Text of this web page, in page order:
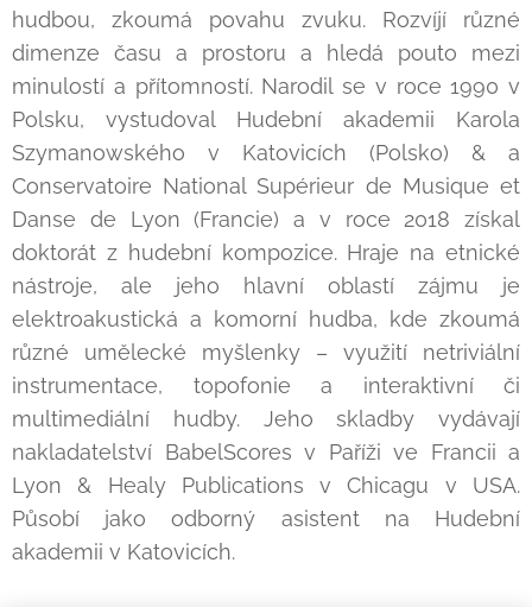
hudbou, zkoumá povahu zvuku. Rozvíjí různé
dimenze času a prostoru a hledá pouto mezi
minulostí a přítomností. Narodil se v roce 1990 v
Polsku, vystudoval Hudební akademii Karola
Szymanowského v Katovicích (Polsko) & a
Conservatoire National Supérieur de Musique et
Danse de Lyon (Francie) a v roce 2018 získal
doktorát z hudební kompozice. Hraje na etnické
nástroje, ale jeho hlavní oblastí zájmu je
elektroakustická a komorní hudba, kde zkoumá
různé umělecké myšlenky – využití netriviální
instrumentace, topofonie a interaktivní či
multimediální hudby. Jeho skladby vydávají
nakladatelství BabelScores v Paříži ve Francii a
Lyon & Healy Publications v Chicagu v USA.
Působí jako odborný asistent na Hudební
akademii v Katovicích.